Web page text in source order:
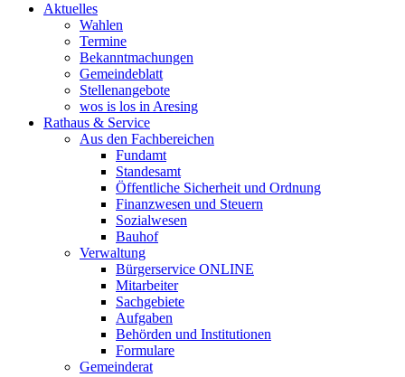
Aktuelles
Wahlen
Termine
Bekanntmachungen
Gemeindeblatt
Stellenangebote
wos is los in Aresing
Rathaus & Service
Aus den Fachbereichen
Fundamt
Standesamt
Öffentliche Sicherheit und Ordnung
Finanzwesen und Steuern
Sozialwesen
Bauhof
Verwaltung
Bürgerservice ONLINE
Mitarbeiter
Sachgebiete
Aufgaben
Behörden und Institutionen
Formulare
Gemeinderat